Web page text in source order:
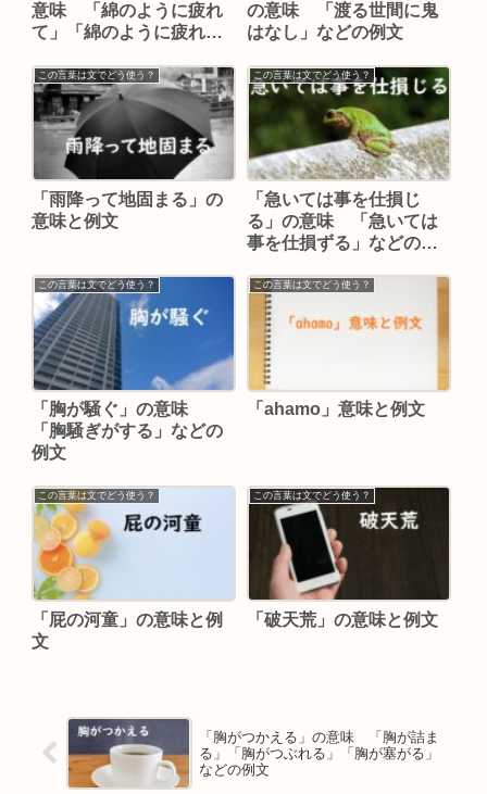
意味 「綿のように疲れ
て」「綿のように疲れ
の意味 「渡る世間に鬼
はなし」などの例文
この言葉は文でどう使う？
「雨降って地固まる」の
意味と例文
この言葉は文でどう使う？
「急いては事を仕損じ
る」の意味 「急いては
事を仕損ずる」などの例
この言葉は文でどう使う？
「胸が騒ぐ」の意味
「胸騒ぎがする」などの
例文
この言葉は文でどう使う？
「ahamo」意味と例文
この言葉は文でどう使う？
「屁の河童」の意味と例
文
この言葉は文でどう使う？
「破天荒」の意味と例文
「胸がつかえる」の意味 「胸が詰ま
る」「胸がつぶれる」「胸が塞がる」
などの例文